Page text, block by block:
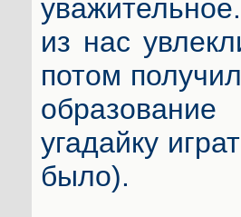
из нас
потом
угадайку
было).